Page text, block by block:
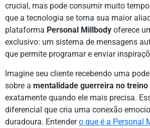
crucial, mas pode consumir muito
que a tecnologia se torna sua maior
plataforma Personal Millbody oferece
exclusivo: um sistema de mensagens
que permite programar e enviar
Imagine seu cliente recebendo uma
sobre a mentalidade guerreira no treino
exatamente quando ele mais precisa.
diferencial que cria uma conexão
duradoura. Entendero que é a Personal